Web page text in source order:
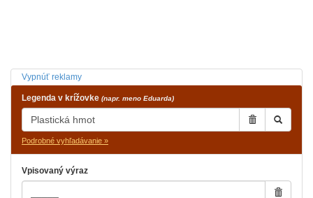
Vypnúť reklamy
Legenda v krížovke (napr. meno Eduarda)
Podrobné vyhľadávanie »
Vpisovaný výraz